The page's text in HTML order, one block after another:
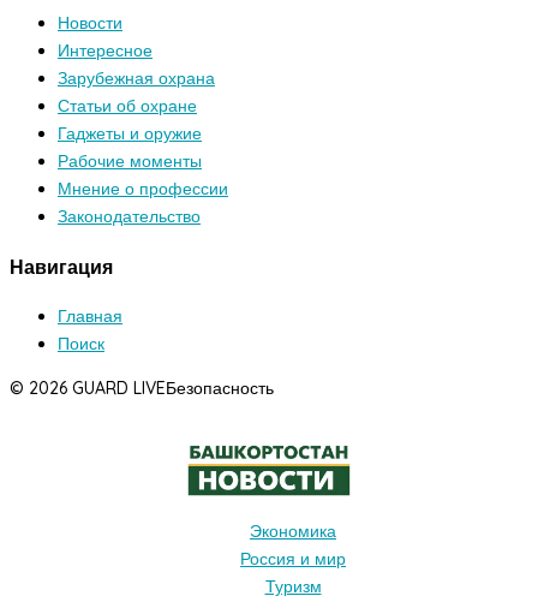
Новости
Интересное
Зарубежная охрана
Статьи об охране
Гаджеты и оружие
Рабочие моменты
Мнение о профессии
Законодательство
Навигация
Главная
Поиск
© 2026 GUARD LIVEБезопасность
Экономика
Россия и мир
Туризм